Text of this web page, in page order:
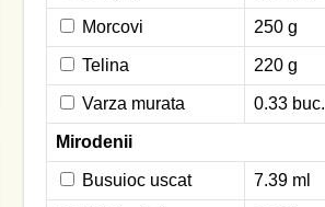
Morcovi 250 g
Telina 220 g
Varza murata 0.33 buc.
Mirodenii
Busuioc uscat 7.39 ml